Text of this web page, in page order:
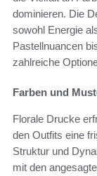
dominieren. Die
sowohl Energie
Pastellnuancen
zahlreiche
Farben und
Florale Drucke
den Outfits eine
Struktur und
mit den